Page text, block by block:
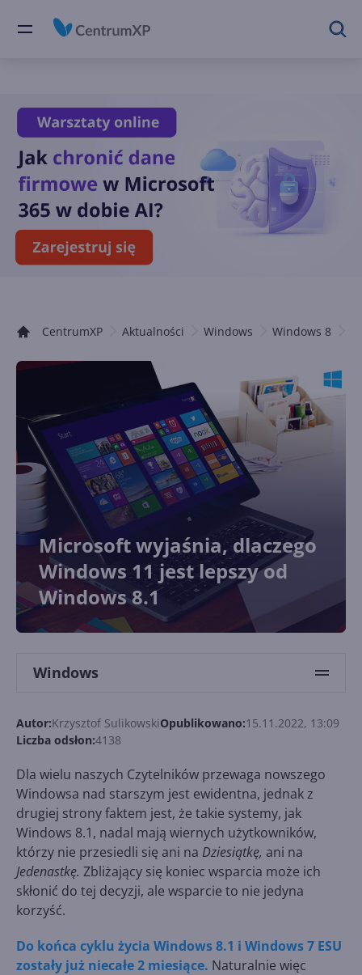
CentrumXP Aktualności Windows Windows 8
Microsoft wyjaśnia, dlaczego
Windows 11 jest lepszy od
Windows 8.1
Windows
Autor:Krzysztof SulikowskiOpublikowano:15.11.2022, 13:09
Liczba odsłon:4138
Dla wielu naszych Czytelników przewaga nowszego
Windowsa nad starszym jest ewidentna, jednak z
drugiej strony faktem jest, że takie systemy, jak
Windows 8.1, nadal mają wiernych użytkowników,
którzy nie przesiedli się ani na Dziesiątkę, ani na
Jedenastkę. Zbliżający się koniec wsparcia może ich
skłonić do tej decyzji, ale wsparcie to nie jedyna
korzyść.
Do końca cyklu życia Windows 8.1 i Windows 7 ESU
zostały już niecałe 2 miesiące. Naturalnie więc